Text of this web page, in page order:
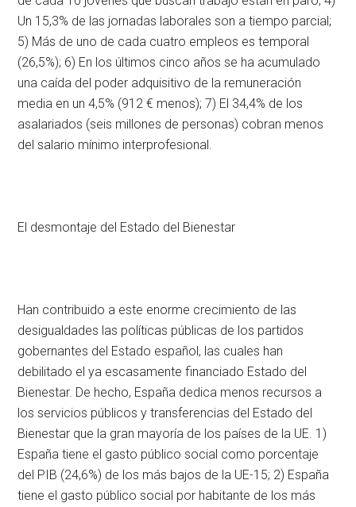
Un 15,3% de las jornadas laborales son a tiempo parcial;
5) Más de uno de cada cuatro empleos es temporal
(26,5%); 6) En los últimos cinco años se ha acumulado
una caída del poder adquisitivo de la remuneración
media en un 4,5% (912 € menos); 7) El 34,4% de los
asalariados (seis millones de personas) cobran menos
del salario mínimo interprofesional.
El desmontaje del Estado del Bienestar
Han contribuido a este enorme crecimiento de las
desigualdades las políticas públicas de los partidos
gobernantes del Estado español, las cuales han
debilitado el ya escasamente financiado Estado del
Bienestar. De hecho, España dedica menos recursos a
los servicios públicos y transferencias del Estado del
Bienestar que la gran mayoría de los países de la UE. 1)
España tiene el gasto público social como porcentaje
del PIB (24,6%) de los más bajos de la UE-15; 2) España
tiene el gasto público social por habitante de los más